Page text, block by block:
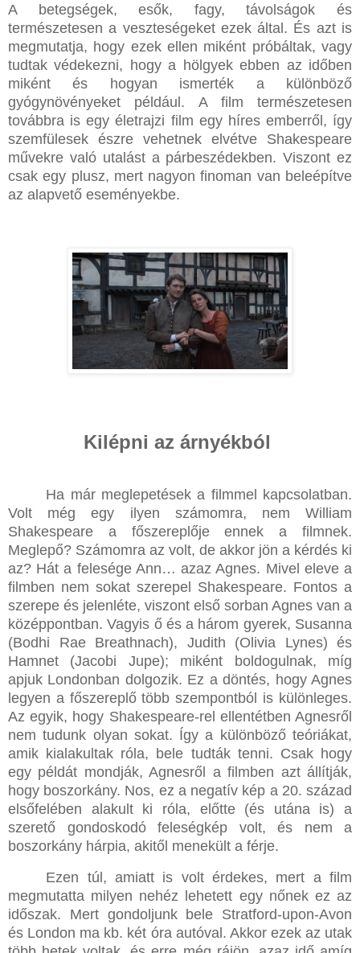
A betegségek, esők, fagy, távolságok és
természetesen a veszteségeket ezek által. És azt is
megmutatja, hogy ezek ellen miként próbáltak, vagy
tudtak védekezni, hogy a hölgyek ebben az időben
miként és hogyan ismerték a különböző
gyógynövényeket például. A film természetesen
továbbra is egy életrajzi film egy híres emberről, így
szemfülesek észre vehetnek elvétve Shakespeare
művekre való utalást a párbeszédekben. Viszont ez
csak egy plusz, mert nagyon finoman van beleépítve
az alapvető eseményekbe.
Kilépni az árnyékból
Ha már meglepetések a filmmel kapcsolatban.
Volt még egy ilyen számomra, nem William
Shakespeare a főszereplője ennek a filmnek.
Meglepő? Számomra az volt, de akkor jön a kérdés ki
az? Hát a felesége Ann… azaz Agnes. Mivel eleve a
filmben nem sokat szerepel Shakespeare. Fontos a
szerepe és jelenléte, viszont első sorban Agnes van a
középpontban. Vagyis ő és a három gyerek, Susanna
(Bodhi Rae Breathnach), Judith (Olivia Lynes) és
Hamnet (Jacobi Jupe); miként boldogulnak, míg
apjuk Londonban dolgozik. Ez a döntés, hogy Agnes
legyen a főszereplő több szempontból is különleges.
Az egyik, hogy Shakespeare-rel ellentétben Agnesről
nem tudunk olyan sokat. Így a különböző teóriákat,
amik kialakultak róla, bele tudták tenni. Csak hogy
egy példát mondják, Agnesről a filmben azt állítják,
hogy boszorkány. Nos, ez a negatív kép a 20. század
elsőfelében alakult ki róla, előtte (és utána is) a
szerető gondoskodó feleségkép volt, és nem a
boszorkány hárpia, akitől menekült a férje.
Ezen túl, amiatt is volt érdekes, mert a film
megmutatta milyen nehéz lehetett egy nőnek ez az
időszak. Mert gondoljunk bele Stratford-upon-Avon
és London ma kb. két óra autóval. Akkor ezek az utak